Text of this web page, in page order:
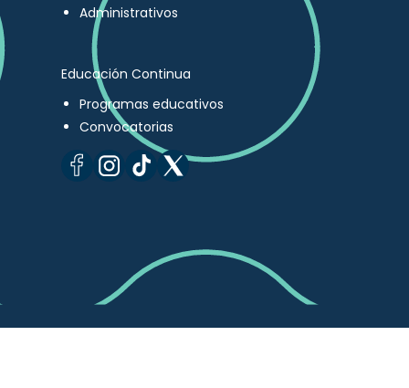
Administrativos
Educación Continua
Programas educativos
Convocatorias